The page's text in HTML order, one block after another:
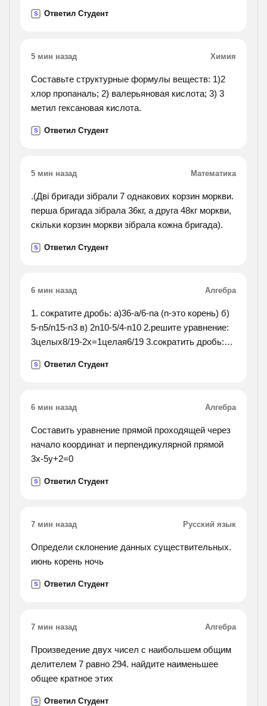
прилагательных с ударением на основе и
окончания прилагательных.).
S Ответил Студент
5 мин назад Химия
Составьте структурные формулы веществ: 1)2
хлор пропаналь; 2) валерьяновая кислота; 3) 3
метил гексановая кислота.
S Ответил Студент
5 мин назад Математика
.(Дві бригади зібрали 7 однакових корзин моркви.
перша бригада зібрала 36кг, а друга 48кг моркви,
скільки корзин моркви зібрала кожна бригада).
S Ответил Студент
6 мин назад Алгебра
1. сократите дробь: а)36-а/6-nа (n-это корень) б)
5-n5/n15-n3 в) 2n10-5/4-n10 2.решите уравнение:
3целых8/19-2х=1целая6/19 3.сократить дробь:
S Ответил Студент
6 мин назад Алгебра
Cоставить уравнение прямой проходящей через
начало координат и перпендикулярной прямой
3х-5у+2=0
S Ответил Студент
7 мин назад Русский язык
Определи склонение данных существительных.
июнь корень ночь
S Ответил Студент
7 мин назад Алгебра
Произведение двух чисел с наибольшем общим
делителем 7 равно 294. найдите наименьшее
общее кратное этих
S Ответил Студент